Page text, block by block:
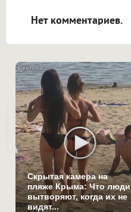
Нет комментариев.
Скрытая камера на
пляже Крыма: Что люди
вытворяют, когда их не
видят...